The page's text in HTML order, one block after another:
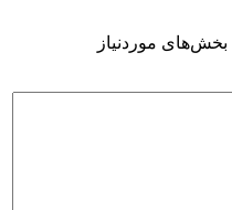
بخش‌های موردنیاز